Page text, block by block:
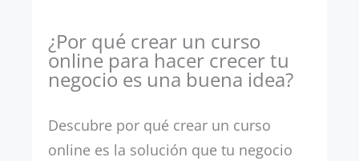
¿Por qué crear un curso
online para hacer crecer tu
negocio es una buena idea?
Descubre por qué crear un curso
online es la solución que tu negocio